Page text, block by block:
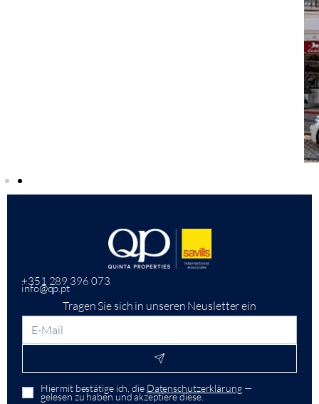
+351 289 396 073
info@qp.pt
Tragen Sie sich in unseren Neusletter ein
Hiermit bestätige ich, die Datenschutzerklärung—
gelesen zu haben und akzeptiere diese.